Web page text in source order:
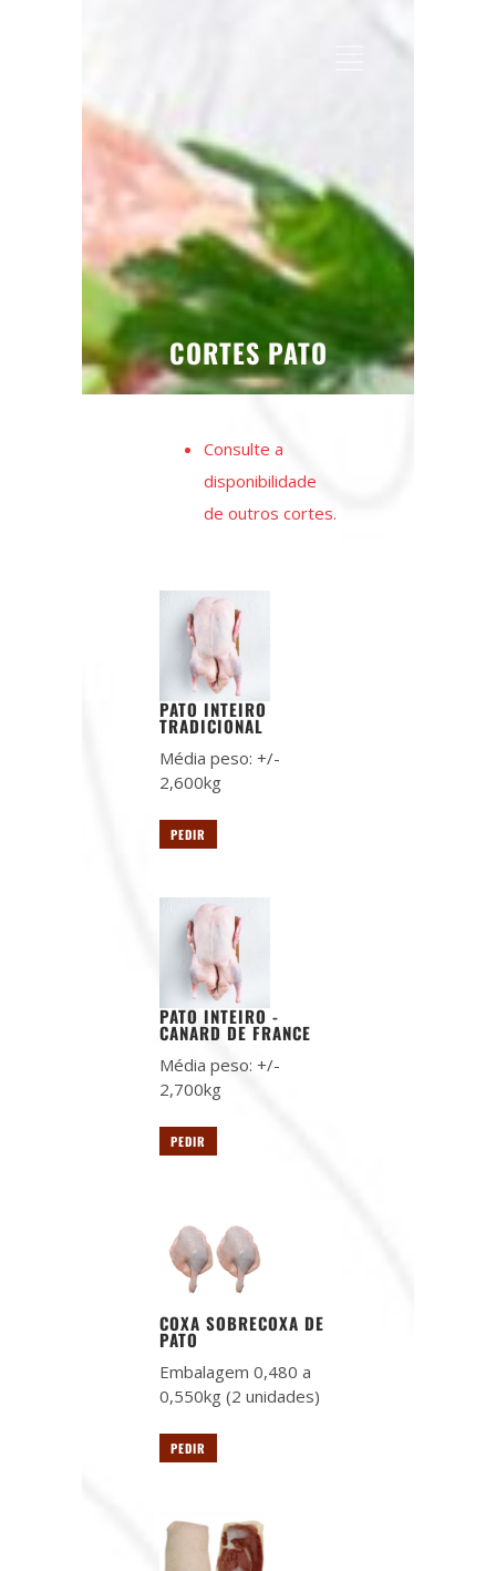
CORTES PATO
Consulte a
disponibilidade
de outros cortes.
PATO INTEIRO
TRADICIONAL
Média peso: +/-
2,600kg
PEDIR
PATO INTEIRO -
CANARD DE FRANCE
Média peso: +/-
2,700kg
PEDIR
COXA SOBRECOXA DE
PATO
Embalagem 0,480 a
0,550kg (2 unidades)
PEDIR